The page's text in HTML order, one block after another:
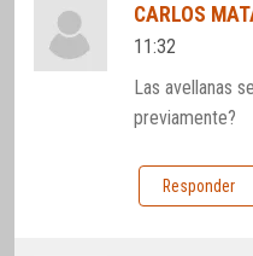
CARLOS
11:32
Las avellanas
previamente?
Responder